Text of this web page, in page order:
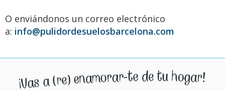
O enviándonos un correo electrónico
a: info@pulidordesuelosbarcelona.com